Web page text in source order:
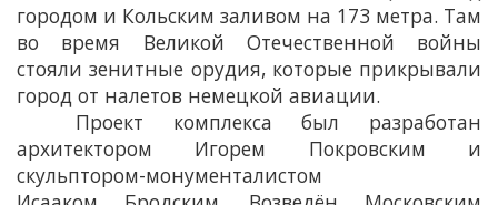
городом и Кольским заливом на 173 метра. Там
во время Великой Отечественной войны
стояли зенитные орудия, которые прикрывали
город от налетов немецкой авиации.
Проект комплекса был разработан
архитектором Игорем Покровским и
скульптором-монументалистом